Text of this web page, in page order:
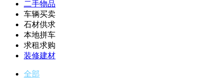
二手物品
车辆买卖
石材供求
本地拼车
求租求购
装修建材
全部